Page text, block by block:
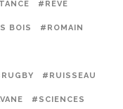
#RÊVE
BOIS #ROMAIN
#RUISSEAU
#SCIENCES